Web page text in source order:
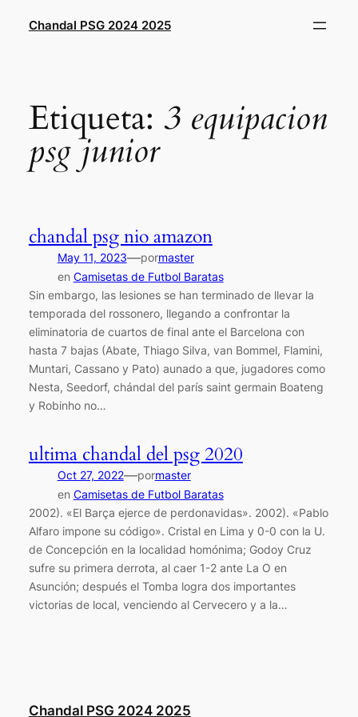
Chandal PSG 2024 2025
Etiqueta: 3 equipacion
psg junior
chandal psg nio amazon
May 11, 2023—pormaster
en Camisetas de Futbol Baratas
Sin embargo, las lesiones se han terminado de llevar la
temporada del rossonero, llegando a confrontar la
eliminatoria de cuartos de final ante el Barcelona con
hasta 7 bajas (Abate, Thiago Silva, van Bommel, Flamini,
Muntari, Cassano y Pato) aunado a que, jugadores como
Nesta, Seedorf, chándal del parís saint germain Boateng
y Robinho no…
ultima chandal del psg 2020
Oct 27, 2022—pormaster
en Camisetas de Futbol Baratas
2002). «El Barça ejerce de perdonavidas». 2002). «Pablo
Alfaro impone su código». Cristal en Lima y 0-0 con la U.
de Concepción en la localidad homónima; Godoy Cruz
sufre su primera derrota, al caer 1-2 ante La O en
Asunción; después el Tomba logra dos importantes
victorias de local, venciendo al Cervecero y a la…
Chandal PSG 2024 2025